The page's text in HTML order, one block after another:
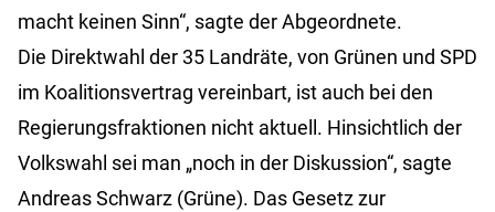
macht keinen Sinn“, sagte der Abgeordnete.
Die Direktwahl der 35 Landräte, von Grünen und SPD
im Koalitionsvertrag vereinbart, ist auch bei den
Regierungsfraktionen nicht aktuell. Hinsichtlich der
Volkswahl sei man „noch in der Diskussion“, sagte
Andreas Schwarz (Grüne). Das Gesetz zur